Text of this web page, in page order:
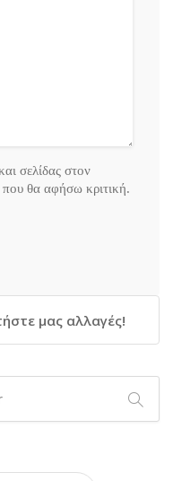
σελίδας στον
θα αφήσω κριτική.
μας αλλαγές!